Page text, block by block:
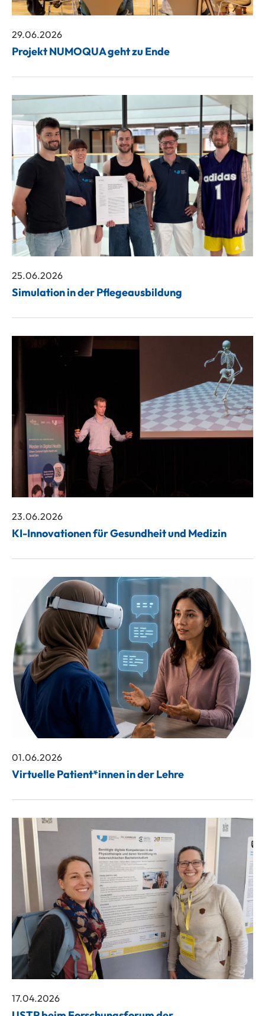
29.06.2026
Projekt NUMOQUA geht zu Ende
25.06.2026
Simulation in der Pflegeausbildung
23.06.2026
KI-Innovationen für Gesundheit und Medizin
01.06.2026
Virtuelle Patient*innen in der Lehre
17.04.2026